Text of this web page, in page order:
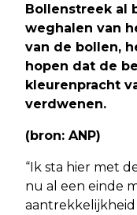
Bollenstreek al
weghalen van
van de bollen,
hopen dat de
kleurenpracht
verdwenen.
(bron: ANP)
“Ik sta hier met
nu al een einde